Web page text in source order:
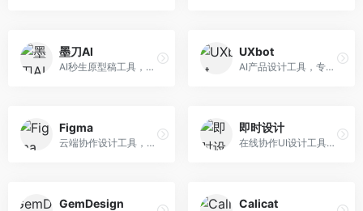
墨刀AI
AI秒生原型稿工具，专注于快速原型设计。面向产品经理和设计师，提供原型生成、交互设计、团队协作等服务，原型制作效率高。
UXbot
AI产品设计工具，专注于用户体验优化。面向UX设计师，提供用户研究、设计建议、可用性测试等服务，UX设计支持完善。
Figma
云端协作设计工具，整合AI设计辅助功能。面向UI/UX设计师和产品团队，提供界面设计、原型制作、团队协作等服务，协作功能强大，是UI设计领域的标杆产品。
即时设计
在线协作UI设计工具，整合AI设计功能。面向设计师和产品团队，提供界面设计、原型制作、设计资源库等服务，国产协作设计平台。
GemDesign Calicat